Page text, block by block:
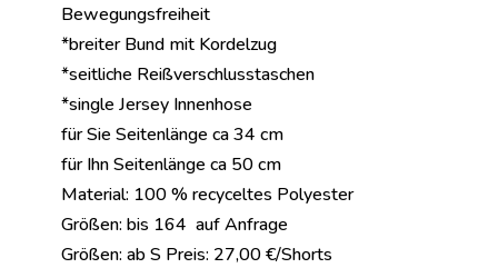
Bewegungsfreiheit
*breiter Bund mit Kordelzug
*seitliche Reißverschlusstaschen
*single Jersey Innenhose
für Sie Seitenlänge ca 34 cm
für Ihn Seitenlänge ca 50 cm
Material: 100 % recyceltes Polyester
Größen: bis 164 auf Anfrage
Größen: ab S Preis: 27,00 €/Shorts